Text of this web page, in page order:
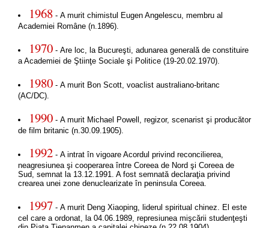
1968- A murit chimistul Eugen Angelescu, membru al
Academiei Române (n.1896).
1970- Are loc, la Bucureşti, adunarea generală de constituire
a Academiei de Ştiinţe Sociale şi Politice (19-20.02.1970).
1980- A murit Bon Scott, voaclist australiano-britanc
(AC/DC).
1990- A murit Michael Powell, regizor, scenarist şi producător
de film britanic (n.30.09.1905).
1992- A intrat în vigoare Acordul privind reconcilierea,
neagresiunea şi cooperarea între Coreea de Nord şi Coreea de
Sud, semnat la 13.12.1991. A fost semnată declaraţia privind
crearea unei zone denuclearizate în peninsula Coreea.
1997 - A murit Deng Xiaoping, liderul spiritual chinez. El este
cel care a ordonat, la 04.06.1989, represiunea mişcării studenţeşti